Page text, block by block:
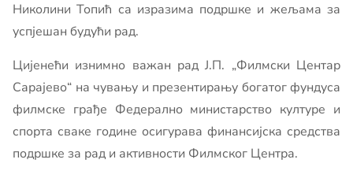
Николини Топић са изразима подршке и жељама за
успјешан будући рад.
Цијенећи изнимно важан рад Ј.П. „Филмски Центар
Сарајево“ на чувању и презентирању богатог фундуса
филмске грађе Федерално министарство културе и
спорта сваке године осигурава финансијска средства
подршке за рад и активности Филмског Центра.